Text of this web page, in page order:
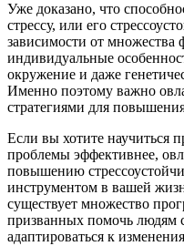
Уже доказано, что
стрессу, или его
зависимости от множества
индивидуальные
окружение и даже
Именно поэтому важно
стратегиями для
Если вы хотите научиться
проблемы эффективнее,
повышению
инструментом в вашей
существует множество
призванных помочь людям
адаптироваться к